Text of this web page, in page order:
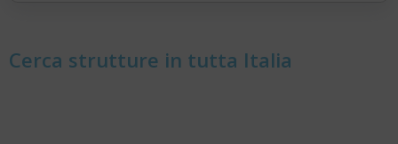
Cerca strutture in tutta Italia